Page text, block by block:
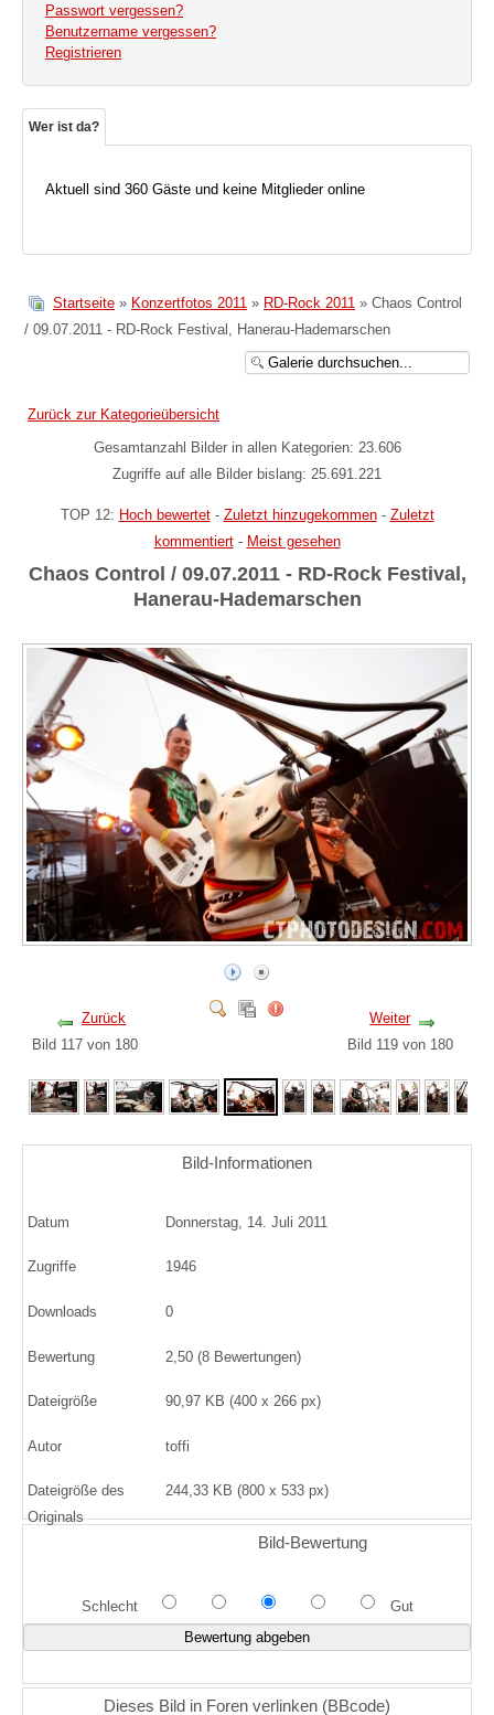
Passwort vergessen?
Benutzername vergessen?
Registrieren
Wer ist da?
Aktuell sind 360 Gäste und keine Mitglieder online
Startseite » Konzertfotos 2011 » RD-Rock 2011 » Chaos Control
/ 09.07.2011 - RD-Rock Festival, Hanerau-Hademarschen
Zurück zur Kategorieübersicht
Gesamtanzahl Bilder in allen Kategorien: 23.606
Zugriffe auf alle Bilder bislang: 25.691.221
TOP 12: Hoch bewertet- Zuletzt hinzugekommen- Zuletzt
kommentiert- Meist gesehen
Chaos Control / 09.07.2011 - RD-Rock Festival,
Hanerau-Hademarschen
Zurück
Bild 117 von 180
Weiter
Bild 119 von 180
Bild-Informationen
Datum Donnerstag, 14. Juli 2011
Zugriffe 1946
Downloads 0
Bewertung 2,50 (8 Bewertungen)
Dateigröße 90,97 KB (400 x 266 px)
Autor toffi
Dateigröße des
Originals
244,33 KB (800 x 533 px)
Bild-Bewertung
Schlecht Gut
Dieses Bild in Foren verlinken (BBcode)